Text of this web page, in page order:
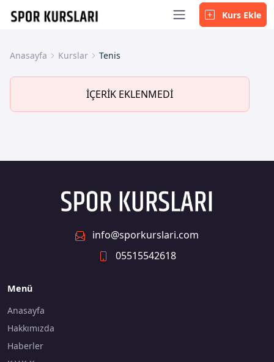
Kurs Ekle
Anasayfa Kurslar Tenis
İÇERİK EKLENMEDİ
info@sporkurslari.com
05515542618
Menü
Anasayfa
Hakkımızda
Haberler